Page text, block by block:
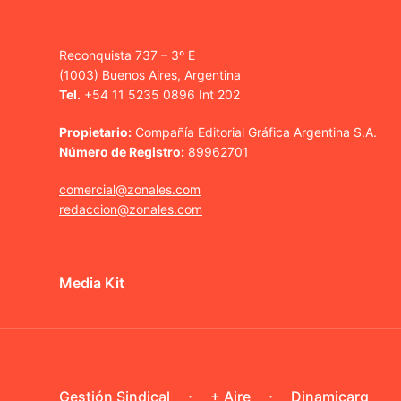
Reconquista 737 – 3º E
(1003) Buenos Aires, Argentina
Tel. +54 11 5235 0896 Int 202
Propietario: Compañía Editorial Gráfica Argentina S.A.
Número de Registro: 89962701
comercial@zonales.com
redaccion@zonales.com
Media Kit
Gestión Sindical + Aire Dinamicarg